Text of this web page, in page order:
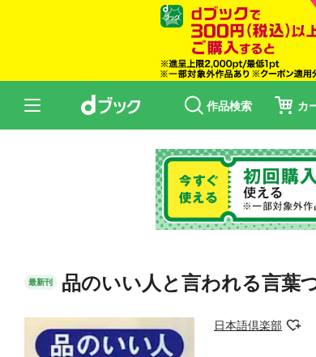
作品検索 カ
最新刊 品のいい人と言われる言葉
日本語倶楽部